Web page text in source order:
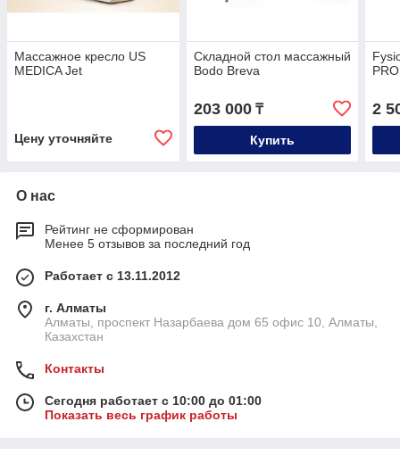
Массажное кресло US
MEDICA Jet
Цену уточняйте
Складной стол массажный
Bodo Breva
203 000₸
Купить
2
О нас
Рейтинг не сформирован
Менее 5 отзывов за последний год
Работает с 13.11.2012
г. Алматы
Алматы, проспект Назарбаева дом 65 офис 10, Алматы,
Казахстан
Контакты
Сегодня работает с 10:00 до 01:00
Показать весь график работы